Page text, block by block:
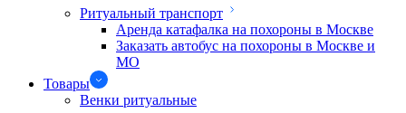
Ритуальный транспорт
Аренда катафалка на похороны в Москве
Заказать автобус на похороны в Москве и
МО
Товары
Венки ритуальные